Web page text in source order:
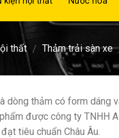
thất / Thảm trải sàn xe
dòng thảm có form dáng
được công ty TNHH
tiêu chuẩn Châu Âu.